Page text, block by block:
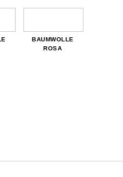
BAUMWOLLE
ROSA